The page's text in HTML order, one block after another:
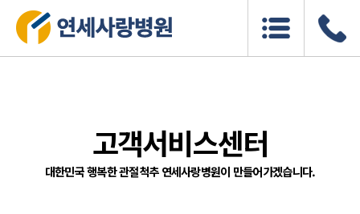
고객서비스센터
대한민국 행복한 관절척추 연세사랑병원이 만들어가겠습니다.